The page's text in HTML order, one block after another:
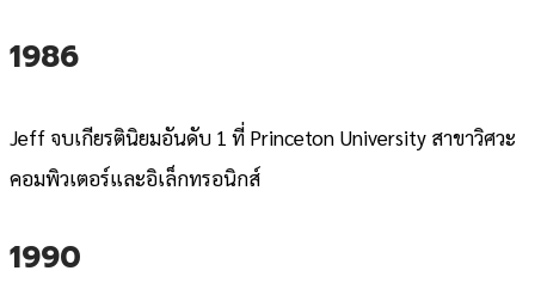
1986
Jeff จบเกียรตินิยมอันดับ 1 ที่ Princeton University สาขาวิศวะ
คอมพิวเตอร์และอิเล็กทรอนิกส์
1990